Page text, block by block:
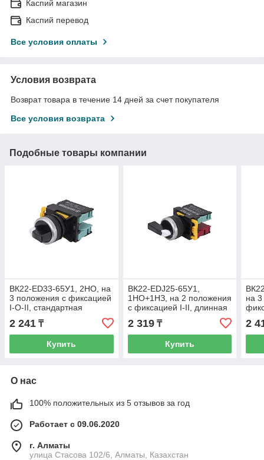
Каспий магазин
Каспий перевод
Все условия оплаты
Условия возврата
Возврат товара в течение 14 дней за счет покупателя
Все условия возврата
Подобные товары компании
ВК22-ED33-65У1, 2НО, на
3 положения с фиксацией
I-O-II, стандартная
рукоятка, d22мм, IP65
(ЭТ)
2 241 ₸
Купить
ВК22-EDJ25-65У1,
1НО+1НЗ, на 2 положения
с фиксацией I-II, длинная
рукоятка, d22мм, IP65
(ЭТ)
2 319₸
Купить
на
(ЭТ)
2
О нас
100% положительных из 5 отзывов за год
Работает с 09.06.2020
г. Алматы
улица Стасова 102/6, Алматы, Казахстан